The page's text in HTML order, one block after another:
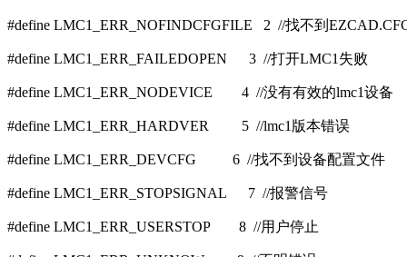
#define LMC1_ERR_NOFINDCFGFILE 2 //找不到
#define LMC1_ERR_FAILEDOPEN 3 //打开LMC1失败
#define LMC1_ERR_NODEVICE 4 //没有有效的lmc1设备
#define LMC1_ERR_HARDVER 5 //lmc1版本错误
#define LMC1_ERR_DEVCFG 6 //找不到设备配置文件
#define LMC1_ERR_STOPSIGNAL 7 //报警信号
#define LMC1_ERR_USERSTOP 8 //用户停止